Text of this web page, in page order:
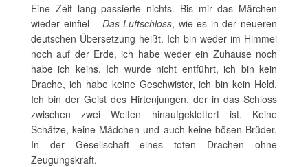
Eine Zeit lang passierte nichts. Bis mir das Märchen
wieder einfiel – Das Luftschloss, wie es in der neueren
deutschen Übersetzung heißt. Ich bin weder im Himmel
noch auf der Erde, ich habe weder ein Zuhause noch
habe ich keins. Ich wurde nicht entführt, ich bin kein
Drache, ich habe keine Geschwister, ich bin kein Held.
Ich bin der Geist des Hirtenjungen, der in das Schloss
zwischen zwei Welten hinaufgeklettert ist. Keine
Schätze, keine Mädchen und auch keine bösen Brüder.
In der Gesellschaft eines toten Drachen ohne
Zeugungskraft.